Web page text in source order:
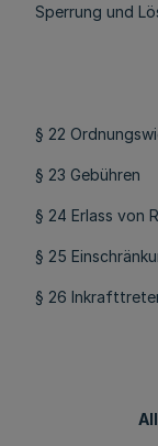
Sperrung und
§ 22
§ 23 Gebühren
§ 24 Erlass von
§ 25
§ 26